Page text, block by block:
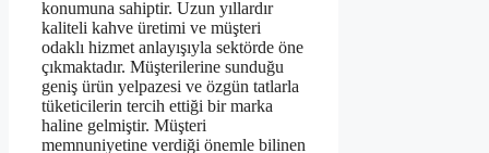
konumuna sahiptir. Uzun yıllardır
kaliteli kahve üretimi ve müşteri
odaklı hizmet anlayışıyla sektörde öne
çıkmaktadır. Müşterilerine sunduğu
geniş ürün yelpazesi ve özgün tatlarla
tüketicilerin tercih ettiği bir marka
haline gelmiştir. Müşteri
memnuniyetine verdiği önemle bilinen